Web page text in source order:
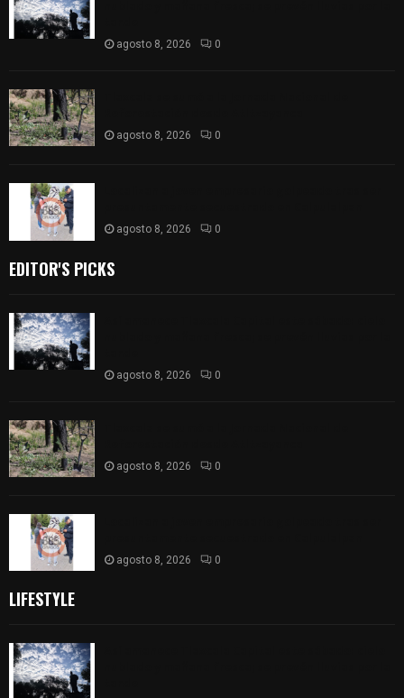
agosto 8, 2026 0
agosto 8, 2026 0
agosto 8, 2026 0
EDITOR'S PICKS
agosto 8, 2026 0
agosto 8, 2026 0
agosto 8, 2026 0
LIFESTYLE